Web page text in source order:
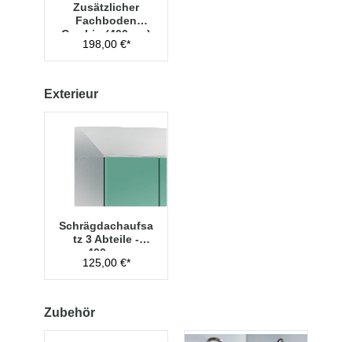
Zusätzlicher
Fachboden
Cambio (400mm)
198,00 €*
Exterieur
Schrägdachaufsa
tz 3 Abteile -
400mm
125,00 €*
Zubehör